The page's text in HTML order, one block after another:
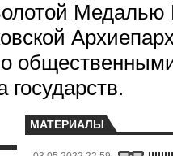
МАТЕРИАЛЫ